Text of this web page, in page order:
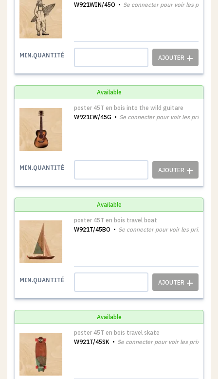
W921WIN/45O
Se connecter pour voir les prix
MIN.QUANTITÉ
Available
poster 45T en bois into the wild guitare
W921IW/45G
Se connecter pour voir les prix
MIN.QUANTITÉ
Available
poster 45T en bois travel boat
W921T/45BO
Se connecter pour voir les prix
MIN.QUANTITÉ
Available
poster 45T en bois travel skate
W921T/45SK
Se connecter pour voir les prix